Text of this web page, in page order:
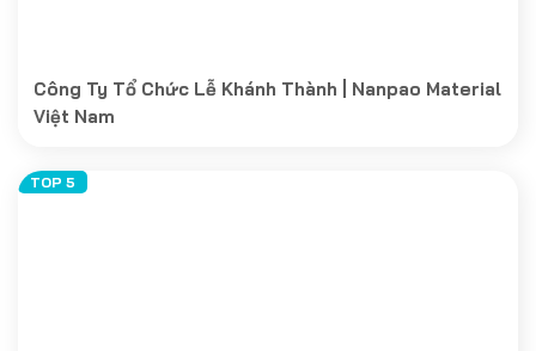
Công Ty Tổ Chức Lễ Khánh Thành | Nanpao Material
Việt Nam